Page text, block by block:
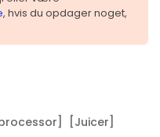
, hvis du opdager noget,
[Juicer]